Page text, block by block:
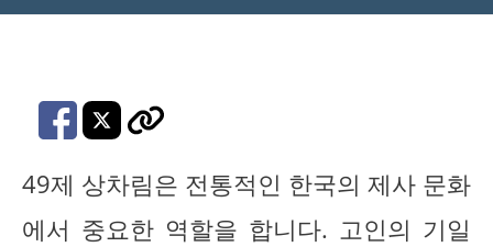
49제 상차림은 전통적인 한국의 제사 문화
에서 중요한 역할을 합니다. 고인의 기일